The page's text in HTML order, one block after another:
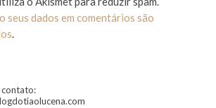
seus dados em comentários são
.
contato: